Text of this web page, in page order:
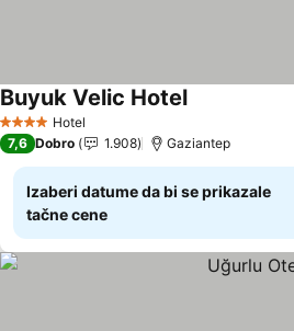
4 ZvezdiceHotel
Buyuk Velic HotelPogledaj cene
7,6 Dobro 1.908 Gaziantep
Izaberi datume da bi se prikazale
tačne cene